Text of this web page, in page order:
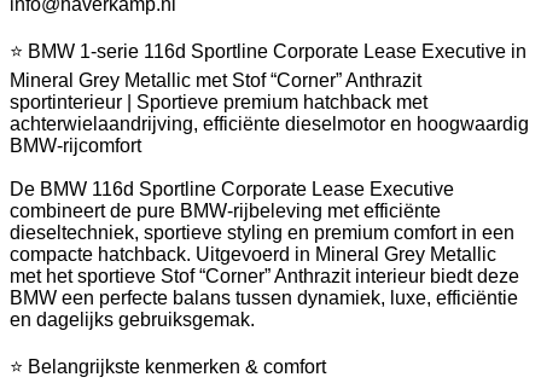
⭐ BMW 1-serie 116d Sportline Corporate Lease Executive in
Mineral Grey Metallic met Stof “Corner” Anthrazit
sportinterieur | Sportieve premium hatchback met
achterwielaandrijving, efficiënte dieselmotor en hoogwaardig
BMW-rijcomfort
De BMW 116d Sportline Corporate Lease Executive
combineert de pure BMW-rijbeleving met efficiënte
dieseltechniek, sportieve styling en premium comfort in een
compacte hatchback. Uitgevoerd in Mineral Grey Metallic
met het sportieve Stof “Corner” Anthrazit interieur biedt deze
BMW een perfecte balans tussen dynamiek, luxe, efficiëntie
en dagelijks gebruiksgemak.
⭐ Belangrijkste kenmerken & comfort